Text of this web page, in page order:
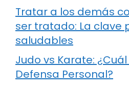
Tratar a los demás
ser tratado: La clave
saludables
Judo vs Karate:
Defensa Personal?